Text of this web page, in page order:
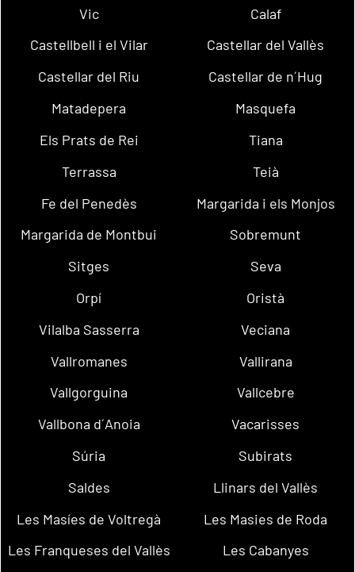
Vic
Calaf
Castellbell i el Vilar
Castellar del Vallès
Castellar del Riu
Castellar de n´Hug
Matadepera
Masquefa
Els Prats de Rei
Tiana
Terrassa
Teià
Fe del Penedès
Margarida i els Monjos
Margarida de Montbui
Sobremunt
Sitges
Seva
Orpí
Oristà
Vilalba Sasserra
Veciana
Vallromanes
Vallirana
Vallgorguina
Vallcebre
Vallbona d´Anoia
Vacarisses
Súria
Subirats
Saldes
Llinars del Vallès
Les Masíes de Voltregà
Les Masies de Roda
Les Franqueses del Vallès
Les Cabanyes